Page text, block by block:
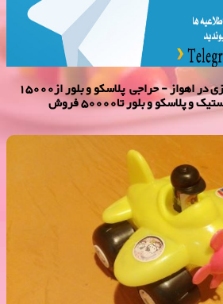
نمایندگی پلاسكو وبلورعزیزی در اهواز - حراجی پلاسکو و بلور از15000
و بلور تا50000 فروش